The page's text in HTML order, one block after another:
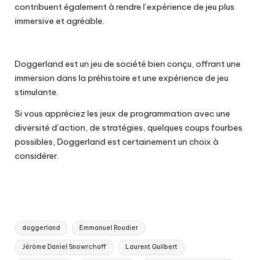
contribuent également à rendre l’expérience de jeu plus
immersive et agréable.
Doggerland est un jeu de société bien conçu, offrant une
immersion dans la préhistoire et une expérience de jeu
stimulante.
Si vous appréciez les jeux de programmation avec une
diversité d’action, de stratégies, quelques coups fourbes
possibles, Doggerland est certainement un choix à
considérer.
Tags:
doggerland Emmanuel Roudier
Jérôme Daniel Snowrchoff Laurent Guilbert